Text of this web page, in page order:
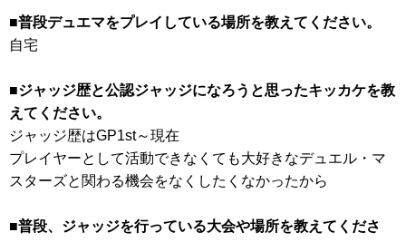
■普段デュエマをプレイしている場所を教えてください。
自宅
■ジャッジ歴と公認ジャッジになろうと思ったキッカケを教
えてください。
ジャッジ歴はGP1st～現在
プレイヤーとして活動できなくても大好きなデュエル・マ
スターズと関わる機会をなくしたくなかったから
■普段、ジャッジを行っている大会や場所を教えてくださ